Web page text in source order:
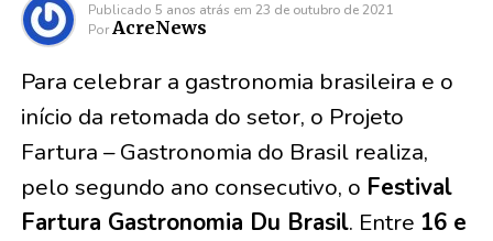
Publicado 5 anos atrás em 23 de outubro de 2021
Por AcreNews
Para celebrar a gastronomia brasileira e o
início da retomada do setor, o Projeto
Fartura – Gastronomia do Brasil realiza,
pelo segundo ano consecutivo, o Festival
Fartura Gastronomia Du Brasil. Entre 16 e